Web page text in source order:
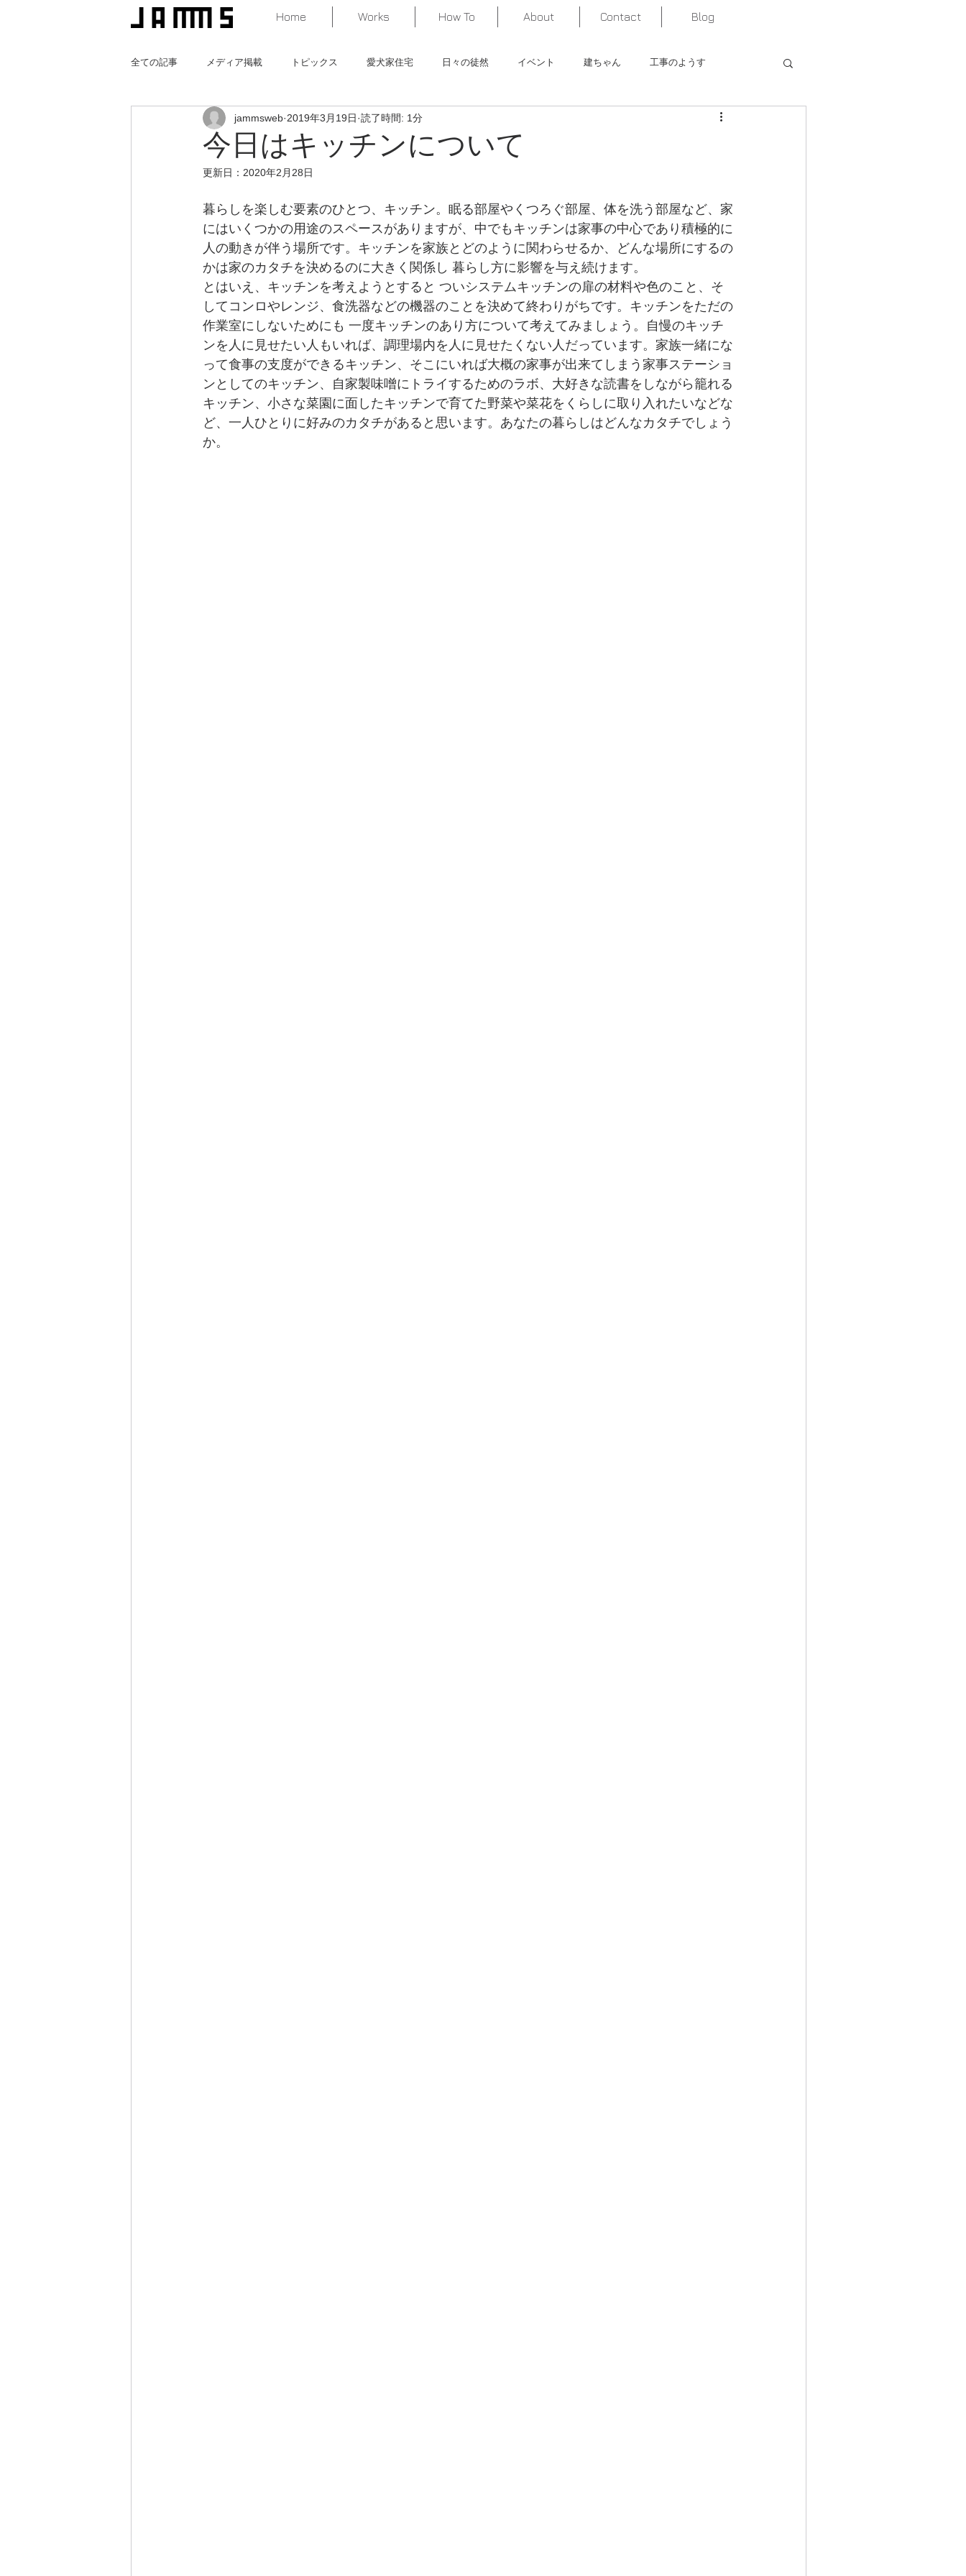
Home Works How To About Contact Blog
全ての記事 メディア掲載 トピックス 愛犬家住宅 日々の徒然 イベント 建ちゃん 工事のようす
猫と暮らす家 みんなの遊び場つくってみた！ 作品紹介
今日はキッチンについて
jammsweb 2019年3月19日 読了時間: 1分
更新日： 2020年2月28日
暮らしを楽しむ要素のひとつ、キッチン。眠る部屋やくつろぐ部屋、体を洗う部屋など、家
にはいくつかの用途のスペースがありますが、中でもキッチンは家事の中心であり積極的に
人の動きが伴う場所です。キッチンを家族とどのように関わらせるか、どんな場所にするの
かは家のカタチを決めるのに大きく関係し 暮らし方に影響を与え続けます。
とはいえ、キッチンを考えようとすると ついシステムキッチンの扉の材料や色のこと、そ
してコンロやレンジ、食洗器などの機器のことを決めて終わりがちです。キッチンをただの
作業室にしないためにも 一度キッチンのあり方について考えてみましょう。自慢のキッチ
ンを人に見せたい人もいれば、調理場内を人に見せたくない人だっています。家族一緒にな
って食事の支度ができるキッチン、そこにいれば大概の家事が出来てしまう家事ステーショ
ンとしてのキッチン、自家製味噌にトライするためのラボ、大好きな読書をしながら籠れる
キッチン、小さな菜園に面したキッチンで育てた野菜や菜花をくらしに取り入れたいなどな
ど、一人ひとりに好みのカタチがあると思います。あなたの暮らしはどんなカタチでしょう
か。